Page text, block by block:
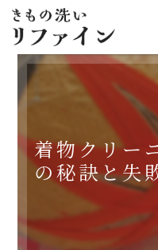
着物クリー
の秘訣と失